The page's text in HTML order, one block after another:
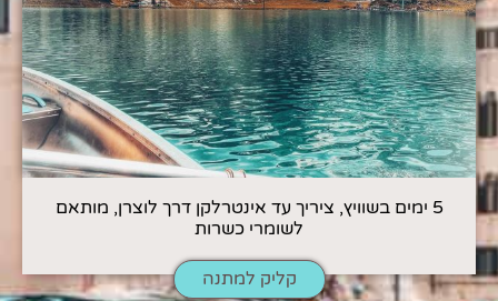
5 ימים בשוויץ, ציריך עד אינטרלקן דרך לוצרן, מותאם
לשומרי כשרות
קליק למתנה